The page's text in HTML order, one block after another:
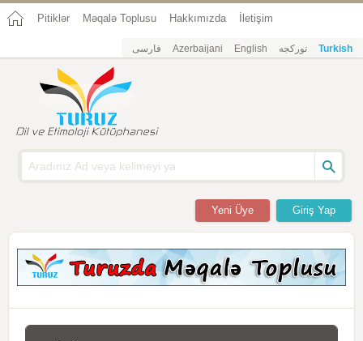
Pitiklər Məqalə Toplusu Hakkımızda İletişim
فارسی Azerbaijani English تورکجه Turkish
Giriş Yap
Yeni Üye